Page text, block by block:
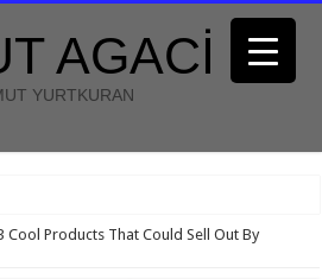
AGACİ
YURTKURAN
Cool Products That Could Sell Out By